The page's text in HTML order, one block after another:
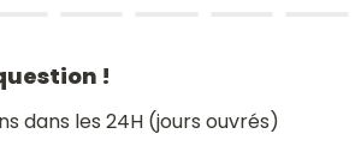
!
dans les 24H (jours ouvrés)